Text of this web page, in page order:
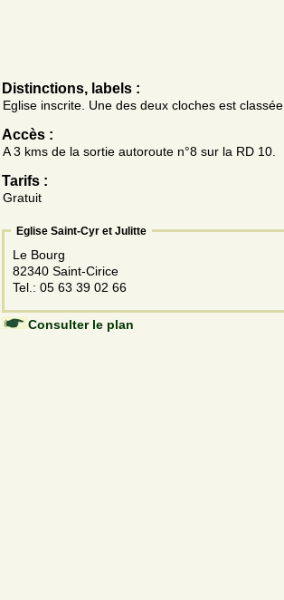
Distinctions, labels :
Eglise inscrite. Une des deux cloches est classée.
Accès :
A 3 kms de la sortie autoroute n°8 sur la RD 10.
Tarifs :
Gratuit
Eglise Saint-Cyr et Julitte
Le Bourg
82340 Saint-Cirice
Tel.: 05 63 39 02 66
Consulter le plan